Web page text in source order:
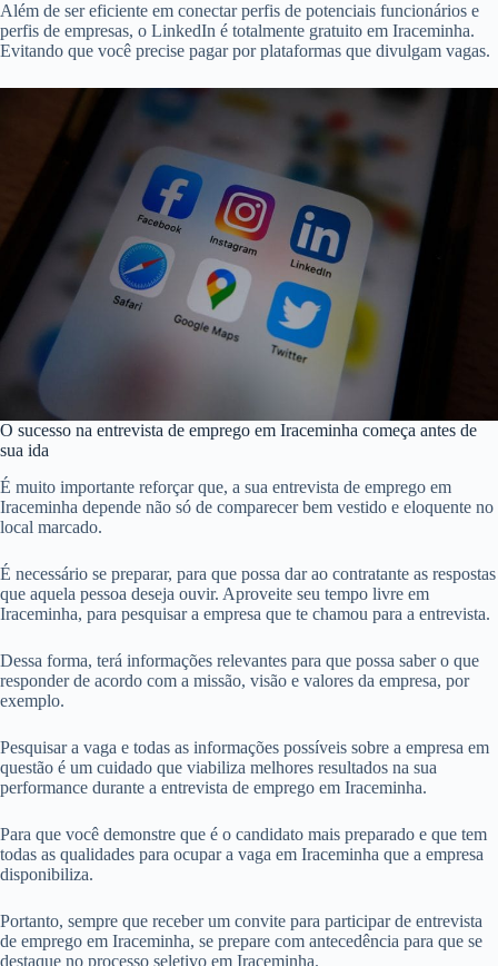
Além de ser eficiente em conectar perfis de potenciais funcionários e
perfis de empresas, o LinkedIn é totalmente gratuito em Iraceminha.
Evitando que você precise pagar por plataformas que divulgam vagas.
O sucesso na entrevista de emprego em Iraceminha começa antes de
sua ida
É muito importante reforçar que, a sua entrevista de emprego em
Iraceminha depende não só de comparecer bem vestido e eloquente no
local marcado.
É necessário se preparar, para que possa dar ao contratante as respostas
que aquela pessoa deseja ouvir. Aproveite seu tempo livre em
Iraceminha, para pesquisar a empresa que te chamou para a entrevista.
Dessa forma, terá informações relevantes para que possa saber o que
responder de acordo com a missão, visão e valores da empresa, por
exemplo.
Pesquisar a vaga e todas as informações possíveis sobre a empresa em
questão é um cuidado que viabiliza melhores resultados na sua
performance durante a entrevista de emprego em Iraceminha.
Para que você demonstre que é o candidato mais preparado e que tem
todas as qualidades para ocupar a vaga em Iraceminha que a empresa
disponibiliza.
Portanto, sempre que receber um convite para participar de entrevista
de emprego em Iraceminha, se prepare com antecedência para que se
destaque no processo seletivo em Iraceminha.